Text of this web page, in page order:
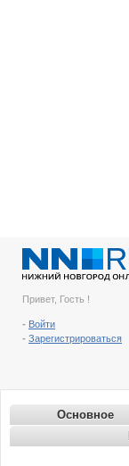
Привет, Гость !
- Войти
- Зарегистрироваться
Основное